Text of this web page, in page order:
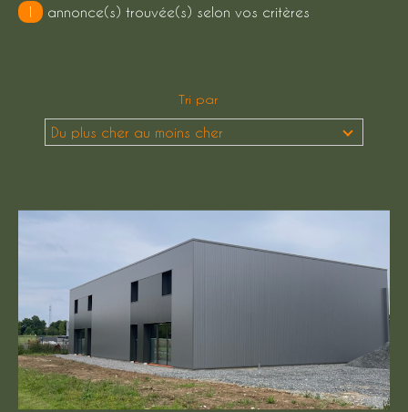
1 annonce(s) trouvée(s) selon vos critères
Tri par
Du plus cher au moins cher
Type
Budget
Surface
Surface
Pièces
Référence